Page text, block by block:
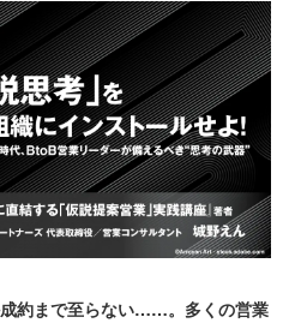
約まで至らない……。多くの営業